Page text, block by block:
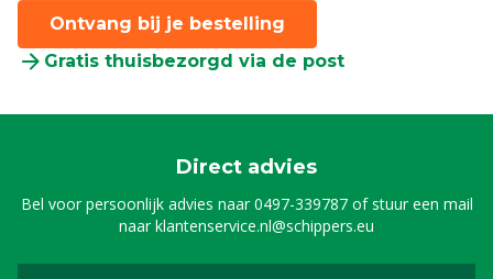
Ontvang bij je bestelling
Gratis thuisbezorgd via de post
Direct advies
Bel voor persoonlijk advies naar0497-339787of stuur een mail
naarklantenservice.nl@schippers.eu